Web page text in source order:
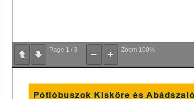
Page 1 / 3 Zoom 100%